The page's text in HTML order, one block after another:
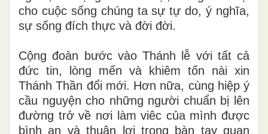
cho cuộc sống chúng ta sự tự do, ý nghĩa,
sự sống đích thực và đời đời.
Cộng đoàn bước vào Thánh lễ với tất cả
đức tin, lòng mến và khiêm tốn nài xin
Thánh Thần đổi mới. Hơn nữa, cùng hiệp ý
cầu nguyện cho những người chuẩn bị lên
đường trở về nơi làm viêc của mình được
bình an và thuận lợi trong bàn tay quan